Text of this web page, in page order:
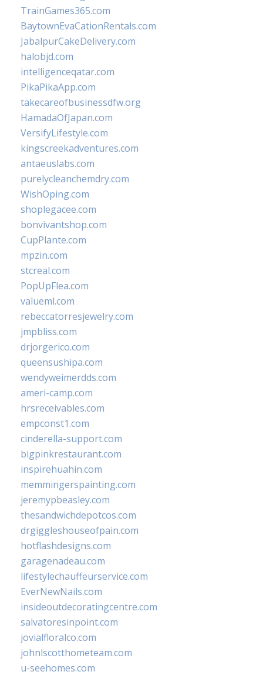
TrainGames365.com
BaytownEvaCationRentals.com
JabalpurCakeDelivery.com
halobjd.com
intelligenceqatar.com
PikaPikaApp.com
takecareofbusinessdfw.org
HamadaOfJapan.com
VersifyLifestyle.com
kingscreekadventures.com
antaeuslabs.com
purelycleanchemdry.com
WishOping.com
shoplegacee.com
bonvivantshop.com
CupPlante.com
mpzin.com
stcreal.com
PopUpFlea.com
valueml.com
rebeccatorresjewelry.com
jmpbliss.com
drjorgerico.com
queensushipa.com
wendyweimerdds.com
ameri-camp.com
hrsreceivables.com
empconst1.com
cinderella-support.com
bigpinkrestaurant.com
inspirehuahin.com
memmingerspainting.com
jeremypbeasley.com
thesandwichdepotcos.com
drgiggleshouseofpain.com
hotflashdesigns.com
garagenadeau.com
lifestylechauffeurservice.com
EverNewNails.com
insideoutdecoratingcentre.com
salvatoresinpoint.com
jovialfloralco.com
johnlscotthometeam.com
u-seehomes.com